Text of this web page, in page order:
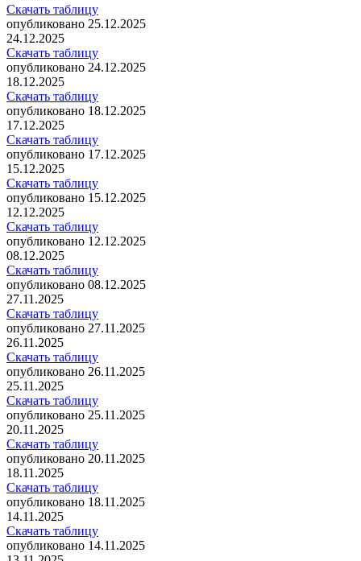
Скачать таблицу
опубликовано 25.12.2025
24.12.2025
Скачать таблицу
опубликовано 24.12.2025
18.12.2025
Скачать таблицу
опубликовано 18.12.2025
17.12.2025
Скачать таблицу
опубликовано 17.12.2025
15.12.2025
Скачать таблицу
опубликовано 15.12.2025
12.12.2025
Скачать таблицу
опубликовано 12.12.2025
08.12.2025
Скачать таблицу
опубликовано 08.12.2025
27.11.2025
Скачать таблицу
опубликовано 27.11.2025
26.11.2025
Скачать таблицу
опубликовано 26.11.2025
25.11.2025
Скачать таблицу
опубликовано 25.11.2025
20.11.2025
Скачать таблицу
опубликовано 20.11.2025
18.11.2025
Скачать таблицу
опубликовано 18.11.2025
14.11.2025
Скачать таблицу
опубликовано 14.11.2025